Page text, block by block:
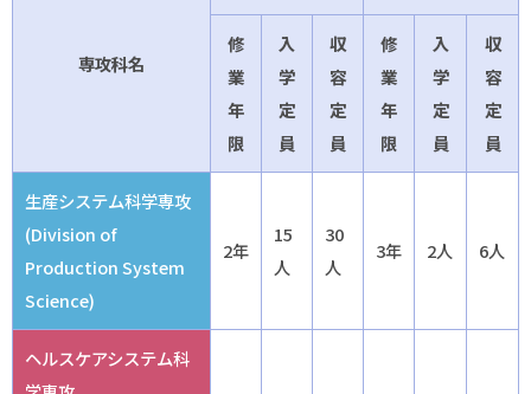
専攻科名
修
業
年
限
入
学
定
員
収
容
定
員
修
業
年
限
入
学
定
員
収
容
定
員
生産システム科学専攻
(Division of
Production System
Science)
2年
15
人
30
人
3年 2人 6人
ヘルスケアシステム科